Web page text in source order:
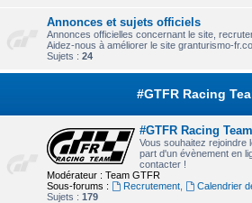
Annonces et sujets officiels
Annonces officielles concernant le site,
Aidez-nous à améliorer le site granturismo-
Sujets : 24
#GTFR Racing
#GTFR Racing Team
Vous souhaitez rejoindre
part d'un évènement en
contacter !
Modérateur : Team GTFR
Sous-forums :
Recrutement,
Calendrier
Sujets : 179